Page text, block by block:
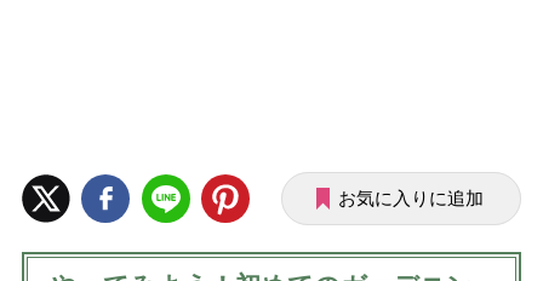
お気に入りに追加